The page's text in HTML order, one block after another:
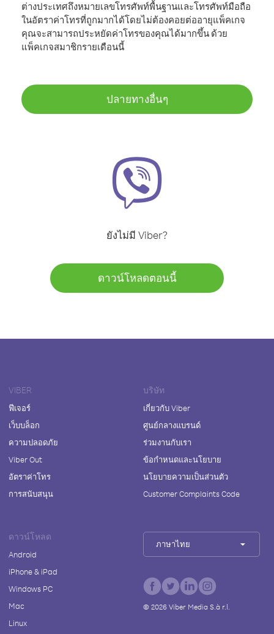
ต่างประเทศถึงหมายเลขโทรศัพท์พื้นฐานและโทรศัพท์มือถือ
ในอัตราค่าโทรที่ถูกมากได้โดยไม่ต้องคอยต่ออายุแพ็คเกจ
คุณจะสามารถประหยัดค่าโทรของคุณได้มากขึ้น ด้วย
แพ็คเกจสมาชิกรายเดือนนี้
ปลายทางอื่นๆ
ยังไม่มี Viber?
ดาวน์โหลดตอนนี้
VIBER
ฟีเจอร์
เว็บบล็อก
ความปลอดภัย
Viber Out
อัตราค่าโทร
การสนับสนุน
บริษัท
เกี่ยวกับ Viber
ศูนย์กลางแบรนด์
ร่วมงานกับเรา
ข้อกำหนดและนโยบาย
นโยบายความเป็นส่วนตัว
Customer Complaints Code
ดาวน์โหลด
Android
iPhone & iPad
Windows PC
Mac
Linux
ภาษาไทย
© 2026Viber Media S.à r.l.